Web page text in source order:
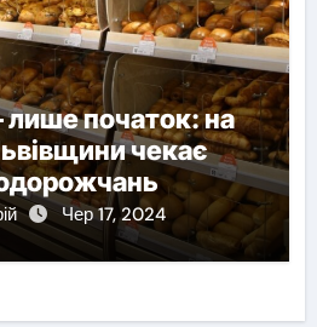
лише початок: на
чекає
Чер 17, 2024